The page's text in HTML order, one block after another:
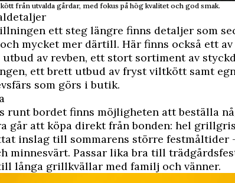
från utvalda gårdar, med fokus på hög kvalitet och god smak.
ett steg längre finns detaljer som
mycket mer därtill. Här finns också ett av
utbud av revben, ett stort sortiment av
ett brett utbud av fryst viltkött samt
som görs i butik.
runt bordet finns möjligheten att beställa
går att köpa direkt från bonden: hel
inslag till sommarens större festmåltider
minnesvärt. Passar lika bra till
långa grillkvällar med familj och vänner.